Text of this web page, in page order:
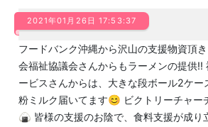
2021年01月26日 17:53:37
フードバンク沖縄から沢山の支援物資頂
会福祉協議会さんからもラーメンの提供‼️
ービスさんからは、大きな段ボール2ケー
粉ミルク届いてます😊 ビクトリーチャー
🍙 皆様の支援のお陰で、食料支援が成り